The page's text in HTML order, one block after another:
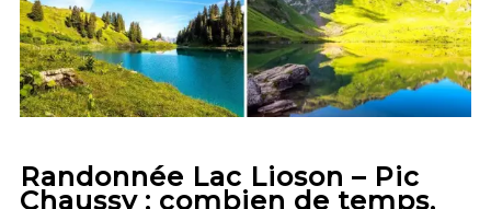
Randonnée Lac Lioson – Pic
Chaussy : combien de temps,